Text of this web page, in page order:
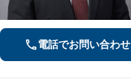
電話でお問い合わせ